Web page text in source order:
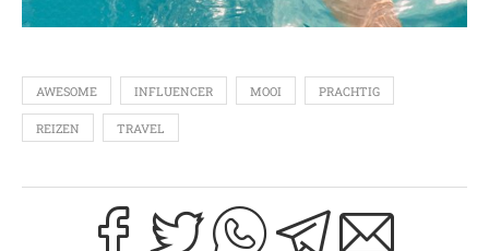
AWESOME INFLUENCER MOOI PRACHTIG
REIZEN TRAVEL